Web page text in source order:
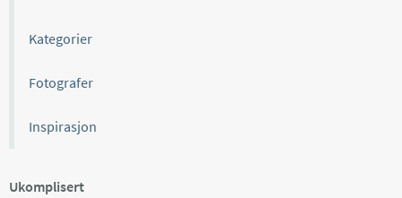
Kategorier
Fotografer
Inspirasjon
Ukomplisert